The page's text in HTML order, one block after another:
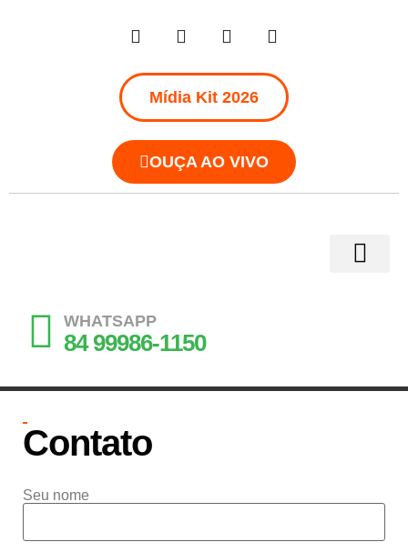
Mídia Kit 2026
OUÇA AO VIVO
WHATSAPP
84 99986-1150
Contato
Seu nome